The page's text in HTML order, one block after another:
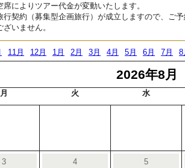
によりツアー代金が変動いたします。
行契約（募集型企画旅行）が成立しますので、ご
いません。
11月 12月 1月 2月 3月 4月 5月 6月 7月 8
2026年8月
月 火 水
3 4 5